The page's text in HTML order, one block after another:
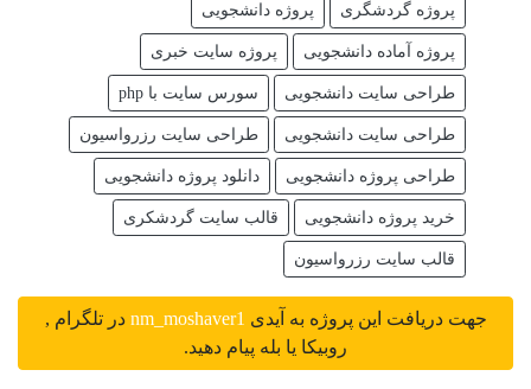
پروژه گردشگری پروژه دانشجویی
پروژه آماده دانشجویی پروژه سایت خبری
طراحی سایت دانشجویی سورس سایت با php
طراحی سایت دانشجویی طراحی سایت رزرواسیون
طراحی پروژه دانشجویی دانلود پروژه دانشجویی
خرید پروژه دانشجویی قالب سایت گردشکری
قالب سایت رزرواسیون
جهت دریافت این پروژه به آیدی nm_moshaver1 در تلگرام ,
روبیکا یا بله پیام دهید.